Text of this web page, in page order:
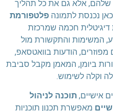
שלהם, אלא גם את כל תהליך
נכנסת לתמונה פלטפורמת
חכמה שמרכזת
המשימות והתקשורת מול
הודעות בוואטסאפ,
ביומן, המאמן מקבל סביבת
וקלה לשימוש.
אישיים, תוכנה לניהול
מאפשרת תכנון תוכניות